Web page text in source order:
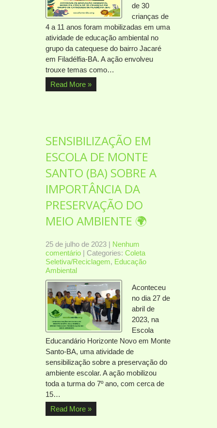
de 30
crianças de
4 a 11 anos foram mobilizadas em uma
atividade de educação ambiental no
grupo da catequese do bairro Jacaré
em Filadélfia-BA. A ação envolveu
trouxe temas como…
Read More »
SENSIBILIZAÇÃO EM
ESCOLA DE MONTE
SANTO (BA) SOBRE A
IMPORTÂNCIA DA
PRESERVAÇÃO DO
MEIO AMBIENTE 🌍
25 de julho de 2023 | Nenhum
comentário | Categories: Coleta
Seletiva/Reciclagem, Educação
Ambiental
Aconteceu
no dia 27 de
abril de
2023, na
Escola
Educandário Horizonte Novo em Monte
Santo-BA, uma atividade de
sensibilização sobre a preservação do
ambiente escolar. A ação mobilizou
toda a turma do 7º ano, com cerca de
15…
Read More »